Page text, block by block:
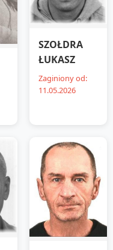
SZOŁDRA
ŁUKASZ
Zaginiony od:
11.05.2026